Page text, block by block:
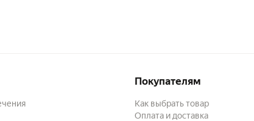
Покупателям
Как выбрать товар
Оплата и доставка